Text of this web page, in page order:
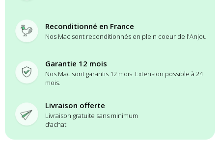
Reconditionné en France
Nos Mac sont reconditionnés en plein coeur de l'Anjou
Garantie 12 mois
Nos Mac sont garantis 12 mois. Extension possible à 24
mois.
Livraison offerte
Livraison gratuite sans minimum
d’achat